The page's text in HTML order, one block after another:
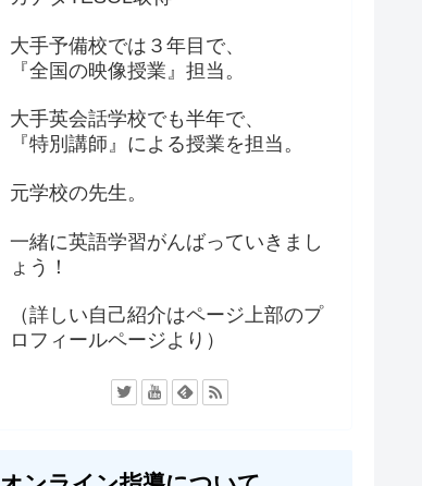
大手予備校では３年目で、
『全国の映像授業』担当。
大手英会話学校でも半年で、
『特別講師』による授業を担当。
元学校の先生。
一緒に英語学習がんばっていきまし
ょう！
（詳しい自己紹介はページ上部のプ
ロフィールページより）